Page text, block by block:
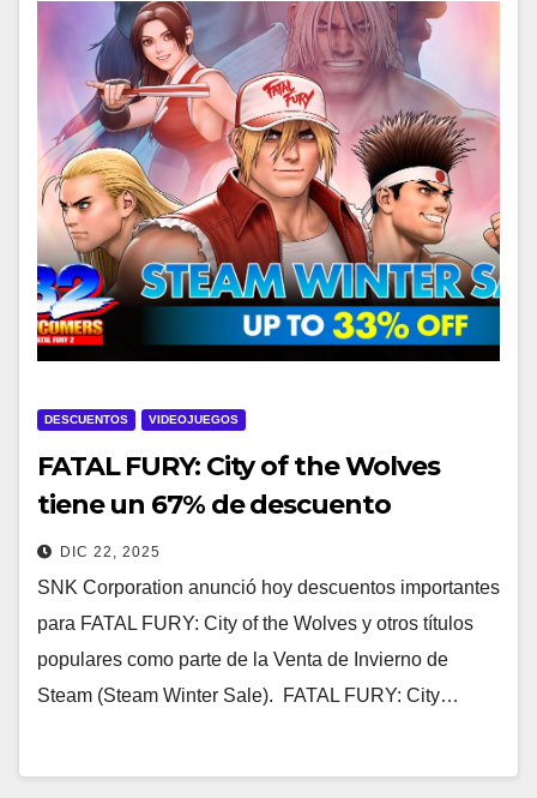
DESCUENTOS VIDEOJUEGOS
FATAL FURY: City of the Wolves
tiene un 67% de descuento
durante la Venta de Invierno de
Steam
DIC 22, 2025
SNK Corporation anunció hoy descuentos importantes
para FATAL FURY: City of the Wolves y otros títulos
populares como parte de la Venta de Invierno de
Steam (Steam Winter Sale). FATAL FURY: City…